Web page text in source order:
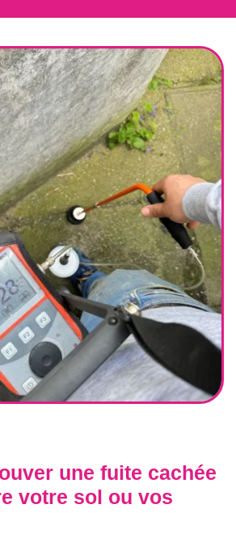
une fuite cachée
votre sol ou vos